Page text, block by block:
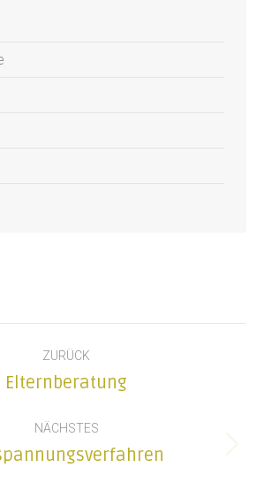
ZURÜCK
Vorheriger
Elternberatung
NÄCHSTES
Nächster